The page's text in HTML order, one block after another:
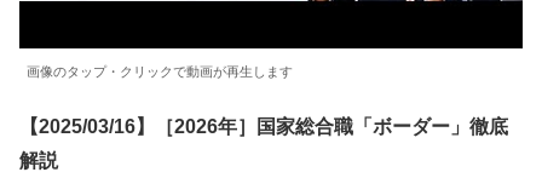
画像のタップ・クリックで動画が再生します
【2025/03/16】［2026年］国家総合職「ボーダー」徹底
解説